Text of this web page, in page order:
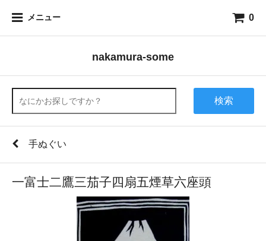
メニュー 0
nakamura-some
検索
手ぬぐい
一富士二鷹三茄子四扇五煙草六座頭